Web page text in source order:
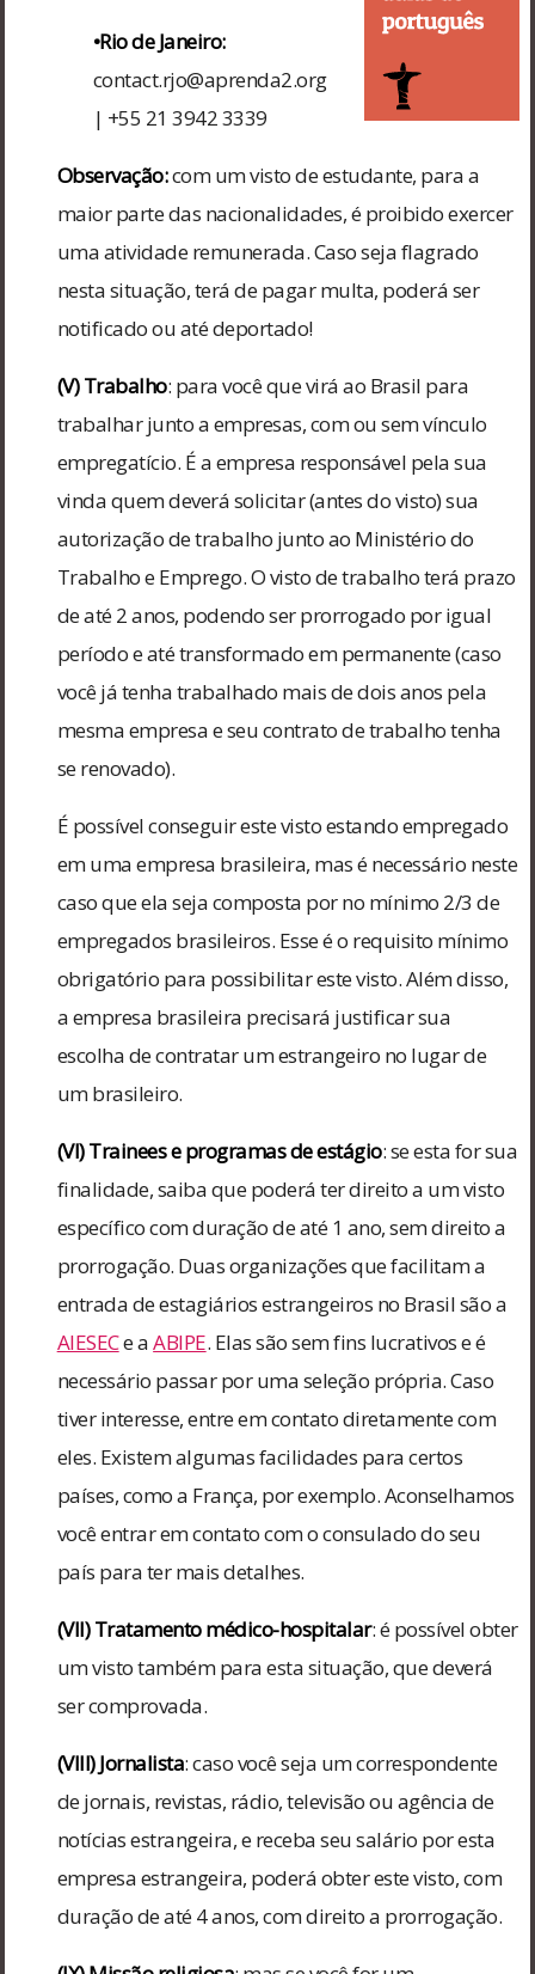
•Rio de Janeiro:
contact.rjo@aprenda2.org
| +55 21 3942 3339
Observação:com um visto de estudante, para a
maior parte das nacionalidades, é proibido exercer
uma atividade remunerada. Caso seja flagrado
nesta situação, terá de pagar multa, poderá ser
notificado ou até deportado!
(V) Trabalho: para você que virá ao Brasil para
trabalhar junto a empresas, com ou sem vínculo
empregatício. É a empresa responsável pela sua
vinda quem deverá solicitar (antes do visto) sua
autorização de trabalho junto ao Ministério do
Trabalho e Emprego. O visto de trabalho terá prazo
de até 2 anos, podendo ser prorrogado por igual
período e até transformado em permanente (caso
você já tenha trabalhado mais de dois anos pela
mesma empresa e seu contrato de trabalho tenha
se renovado).
É possível conseguir este visto estando empregado
em uma empresa brasileira, mas é necessário neste
caso que ela seja composta por no mínimo 2/3 de
empregados brasileiros. Esse é o requisito mínimo
obrigatório para possibilitar este visto. Além disso,
a empresa brasileira precisará justificar sua
escolha de contratar um estrangeiro no lugar de
um brasileiro.
(VI) Trainees e programas de estágio: se esta for sua
finalidade, saiba que poderá ter direito a um visto
específico com duração de até 1 ano, sem direito a
prorrogação. Duas organizações que facilitam a
entrada de estagiários estrangeiros no Brasil são a
AIESECe aABIPE. Elas são sem fins lucrativos e é
necessário passar por uma seleção própria. Caso
tiver interesse, entre em contato diretamente com
eles. Existem algumas facilidades para certos
países, como a França, por exemplo. Aconselhamos
você entrar em contato com o consulado do seu
país para ter mais detalhes.
(VII) Tratamento médico-hospitalar: é possível obter
um visto também para esta situação, que deverá
ser comprovada.
(VIII) Jornalista: caso você seja um correspondente
de jornais, revistas, rádio, televisão ou agência de
notícias estrangeira, e receba seu salário por esta
empresa estrangeira, poderá obter este visto, com
duração de até 4 anos, com direito a prorrogação.